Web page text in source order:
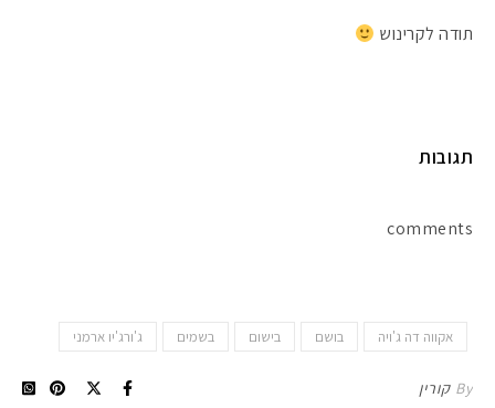
תודה לקרינוש
תגובות
comments
אקווה דה ג'ויה בושם בישום בשמים ג'ורג'יו ארמני
By קורין